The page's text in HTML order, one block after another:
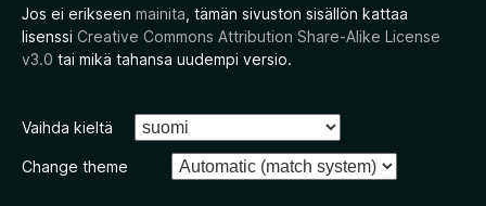
Jos ei erikseen mainita , tämän sivuston sisällön kattaa
lisenssi Creative Commons Attribution Share-Alike License
v3.0 tai mikä tahansa uudempi versio.
Vaihda kieltä
Change theme